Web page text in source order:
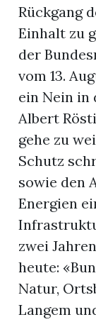
Rückgang
Einhalt zu
der
vom 13.
ein Nein in
Albert
gehe zu
Schutz
sowie den
Energien
zwei
heute:
Natur,
Langem